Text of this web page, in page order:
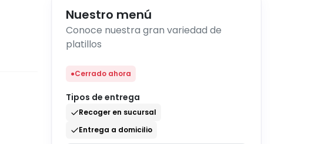
Nuestro menú
Conoce nuestra gran variedad de
platillos
●Cerrado ahora
Tipos de entrega
Recoger en sucursal
Entrega a domicilio